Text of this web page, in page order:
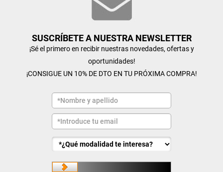
SUSCRÍBETE A NUESTRA NEWSLETTER
¡Sé el primero en recibir nuestras novedades, ofertas y
oportunidades!
¡CONSIGUE UN 10% DE DTO EN TU PRÓXIMA COMPRA!